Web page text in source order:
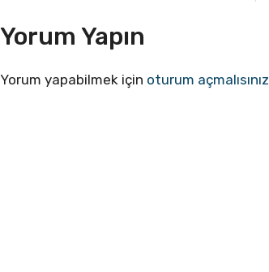
Yorum Yapın
Yorum yapabilmek için oturum açmalısınız